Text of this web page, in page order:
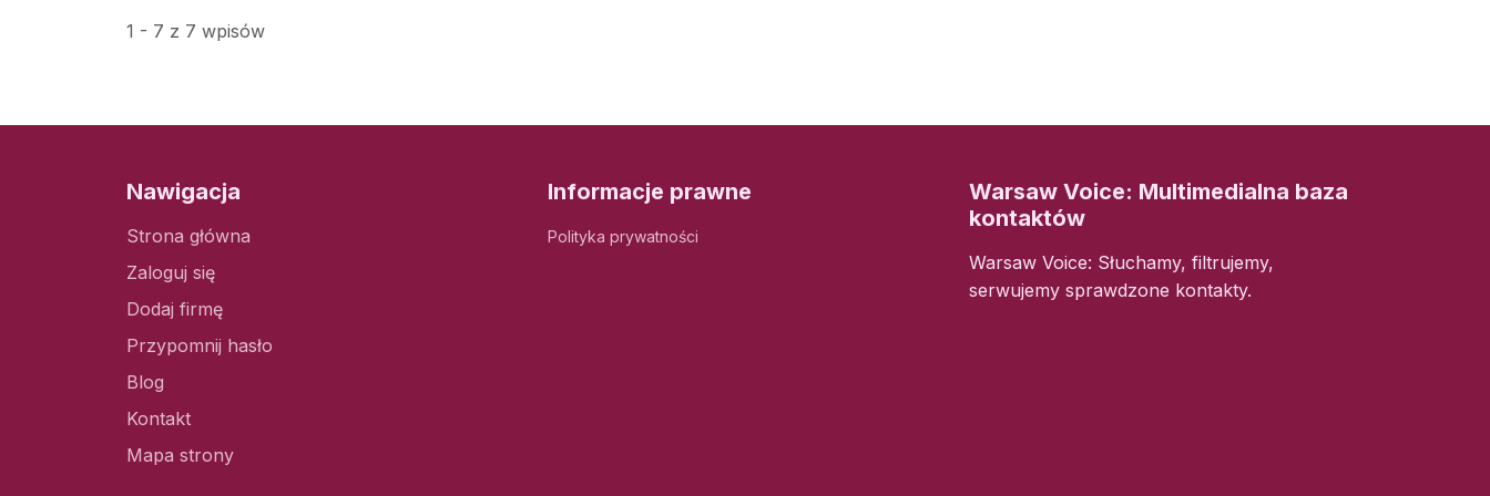
1 - 7 z 7 wpisów
Nawigacja
Strona główna
Zaloguj się
Dodaj firmę
Przypomnij hasło
Blog
Kontakt
Mapa strony
Informacje prawne
Polityka prywatności
Warsaw Voice: Multimedialna baza
kontaktów
Warsaw Voice: Słuchamy, filtrujemy,
serwujemy sprawdzone kontakty.